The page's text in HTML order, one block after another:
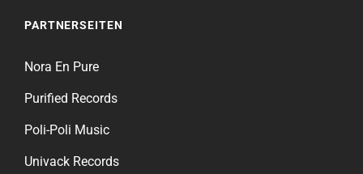
PARTNERSEITEN
Nora En Pure
Purified Records
Poli-Poli Music
Univack Records